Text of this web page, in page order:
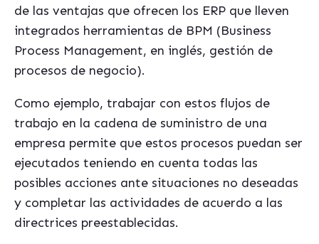
de las ventajas que ofrecen los ERP que lleven
integrados herramientas de BPM (Business
Process Management, en inglés, gestión de
procesos de negocio).
Como ejemplo, trabajar con estos flujos de
trabajo en la cadena de suministro de una
empresa permite que estos procesos puedan ser
ejecutados teniendo en cuenta todas las
posibles acciones ante situaciones no deseadas
y completar las actividades de acuerdo a las
directrices preestablecidas.